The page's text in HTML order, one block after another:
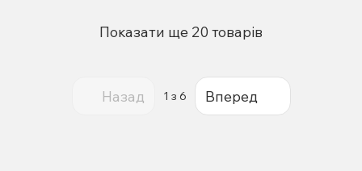
Показати ще 20 товарів
Назад 1 з 6 Вперед